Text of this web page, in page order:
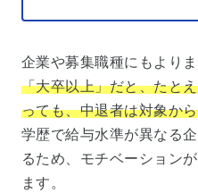
企業や募集職種にもより
「大卒以上」だと、たと
っても、中退者は対象か
学歴で給与水準が異なる
るため、モチベーション
ます。